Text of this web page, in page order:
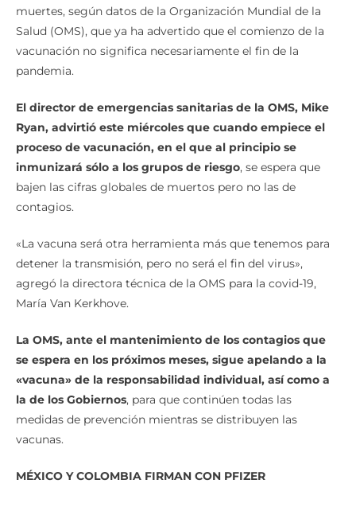
muertes, según datos de la Organización Mundial de la
Salud (OMS), que ya ha advertido que el comienzo de la
vacunación no significa necesariamente el fin de la
pandemia.
El director de emergencias sanitarias de la OMS, Mike
Ryan, advirtió este miércoles que cuando empiece el
proceso de vacunación, en el que al principio se
inmunizará sólo a los grupos de riesgo, se espera que
bajen las cifras globales de muertos pero no las de
contagios.
«La vacuna será otra herramienta más que tenemos para
detener la transmisión, pero no será el fin del virus»,
agregó la directora técnica de la OMS para la covid-19,
María Van Kerkhove.
La OMS, ante el mantenimiento de los contagios que
se espera en los próximos meses, sigue apelando a la
«vacuna» de la responsabilidad individual, así como a
la de los Gobiernos, para que continúen todas las
medidas de prevención mientras se distribuyen las
vacunas.
MÉXICO Y COLOMBIA FIRMAN CON PFIZER